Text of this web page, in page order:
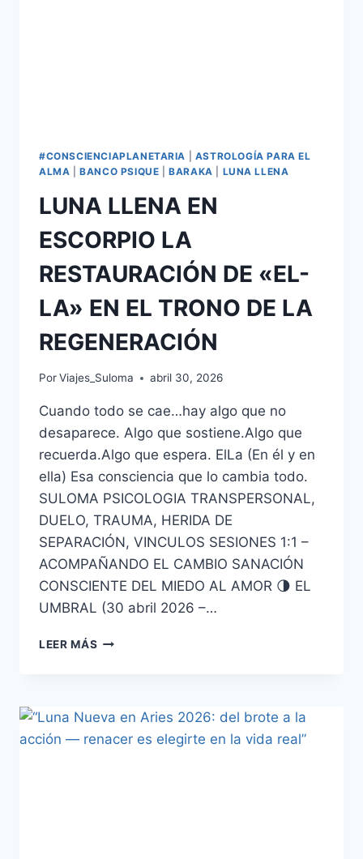
#CONSCIENCIAPLANETARIA
ASTROLOGÍA PARA EL
ALMA |BANCO PSIQUE |BARAKA LUNA LLENA
LUNA LLENA EN
ESCORPIO LA
RESTAURACIÓN DE «EL-
LA» EN EL TRONO DE LA
REGENERACIÓN
PorViajes_Suloma abril 30, 2026
Cuando todo se cae…hay algo que no
desaparece. Algo que sostiene.Algo que
recuerda.Algo que espera. ElLa (En él y en
ella) Esa consciencia que lo cambia todo.
SULOMA PSICOLOGIA TRANSPERSONAL,
DUELO, TRAUMA, HERIDA DE
SEPARACIÓN, VINCULOS SESIONES 1:1 –
ACOMPAÑANDO EL CAMBIO SANACIÓN
CONSCIENTE DEL MIEDO AL AMOR 🌗 EL
UMBRAL (30 abril 2026 –…
LEER MÁS